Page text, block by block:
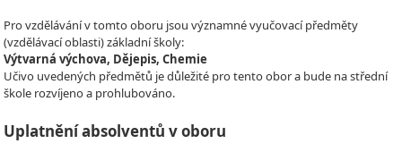
Pro vzdělávání v tomto oboru jsou významné vyučovací předměty
(vzdělávací oblasti) základní školy:
Výtvarná výchova, Dějepis, Chemie
Učivo uvedených předmětů je důležité pro tento obor a bude na střední
škole rozvíjeno a prohlubováno.
Uplatnění absolventů v oboru